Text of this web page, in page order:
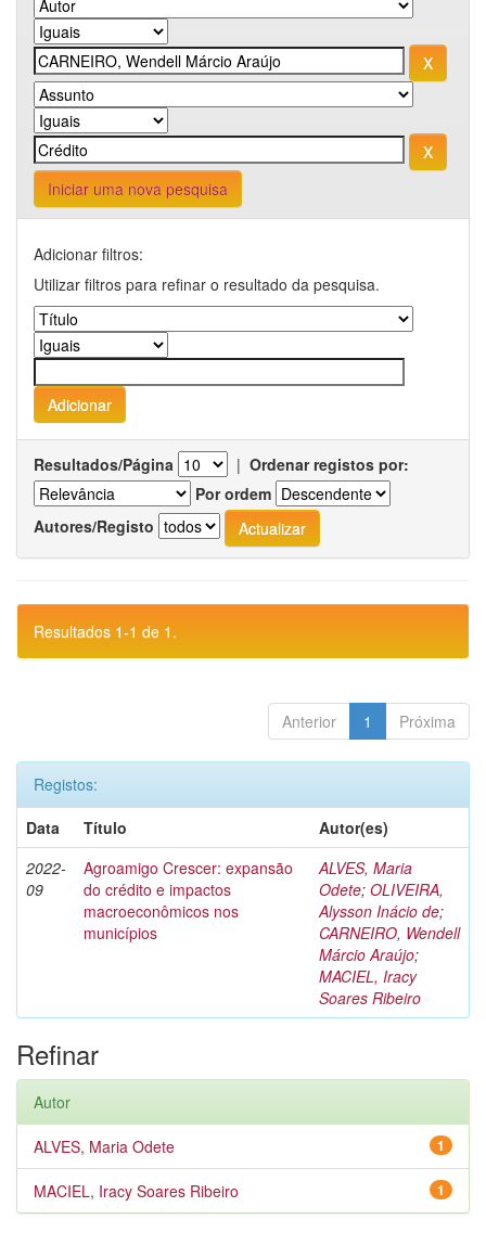
Iniciar uma nova pesquisa
Adicionar filtros:
Utilizar filtros para refinar o resultado da pesquisa.
Resultados/Página | Ordenar registos por:
Por ordem
Autores/Registo
Resultados 1-1 de 1.
Anterior 1 Próxima
Registos:
Data
Título
Autor(es)
2022-
09
Agroamigo Crescer: expansão
do crédito e impactos
macroeconômicos nos
municípios
ALVES, Maria
Odete; OLIVEIRA,
Alysson Inácio de;
CARNEIRO, Wendell
Márcio Araújo;
MACIEL, Iracy
Soares Ribeiro
Refinar
Autor
1
ALVES, Maria Odete
1
MACIEL, Iracy Soares Ribeiro